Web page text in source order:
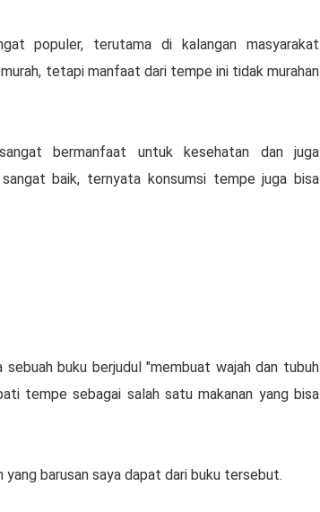
populer, terutama di kalangan masyarakat
tetapi manfaat dari tempe ini tidak murahan
bermanfaat untuk kesehatan dan juga
baik, ternyata konsumsi tempe juga bisa
buku berjudul "membuat wajah dan tubuh
tempe sebagai salah satu makanan yang bisa
yang barusan saya dapat dari buku tersebut.